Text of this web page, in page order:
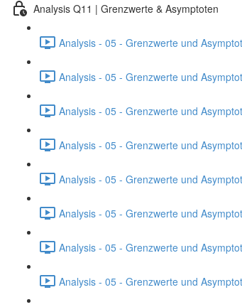
Analysis Q11 | Grenzwerte & Asymptoten
Analysis - 05 - Grenzwerte und
Analysis - 05 - Grenzwerte und
Analysis - 05 - Grenzwerte und
Analysis - 05 - Grenzwerte und
Analysis - 05 - Grenzwerte und
Analysis - 05 - Grenzwerte und
Analysis - 05 - Grenzwerte und
Analysis - 05 - Grenzwerte und